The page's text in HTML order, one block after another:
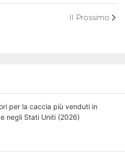
Il Prossimo
per la caccia più venduti in
negli Stati Uniti (2026)